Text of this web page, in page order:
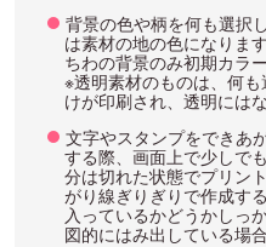
背景の色や柄を何も選択
は素材の地の色になりま
ちわの背景のみ初期カラー
※透明素材のものは、何
けが印刷され、透明にはな
文字やスタンプをできあ
する際、画面上で少しで
分は切れた状態でプリン
がり線ぎりぎりで作成す
入っているかどうかしっ
図的にはみ出している場